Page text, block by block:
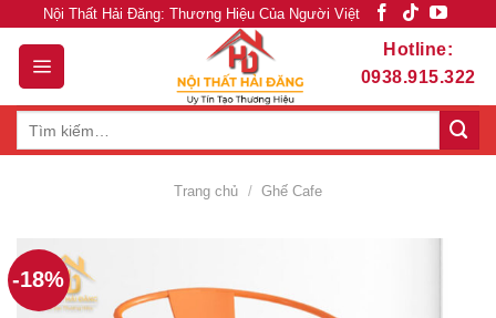
content
Nội Thất Hải Đăng: Thương Hiệu Của Người Việt
Hotline:
0938.915.322
Trang chủ / Ghế Cafe
-18%